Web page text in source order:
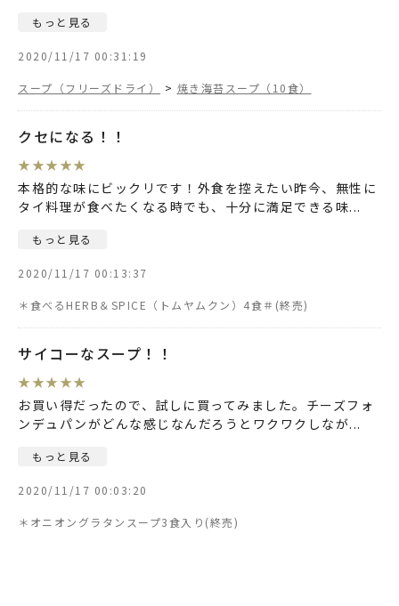
もっと見る
2020/11/17 00:31:19
スープ（フリーズドライ） > 焼き海苔スープ（10食）
クセになる！！
★ ★★ ★★
本格的な味にビックリです！外食を控えたい昨今、無性に
タイ料理が食べたくなる時でも、十分に満足できる味...
もっと見る
2020/11/17 00:13:37
＊食べるHERB＆SPICE（トムヤムクン）4食＃
サイコーなスープ！！
★ ★★ ★★
お買い得だったので、試しに買ってみました。チーズフォ
ンデュパンがどんな感じなんだろうとワクワクしなが...
もっと見る
2020/11/17 00:03:20
＊オニオングラタンスープ3食入り